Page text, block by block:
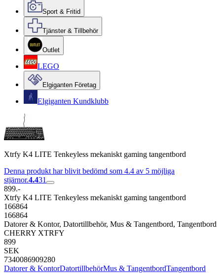
Sport & Fritid
Tjänster & Tillbehör
Outlet
LEGO
Elgiganten Företag
Elgiganten Kundklubb
Xtrfy K4 LITE Tenkeyless mekaniskt gaming tangentbord
Denna produkt har blivit bedömd som 4.4 av 5 möjliga
stjärnor.4.431
899.-
Xtrfy K4 LITE Tenkeyless mekaniskt gaming tangentbord
166864
166864
Datorer & Kontor, Datortillbehör, Mus & Tangentbord, Tangentbord
CHERRY XTRFY
899
SEK
7340086909280
Datorer & KontorDatortillbehörMus & TangentbordTangentbord